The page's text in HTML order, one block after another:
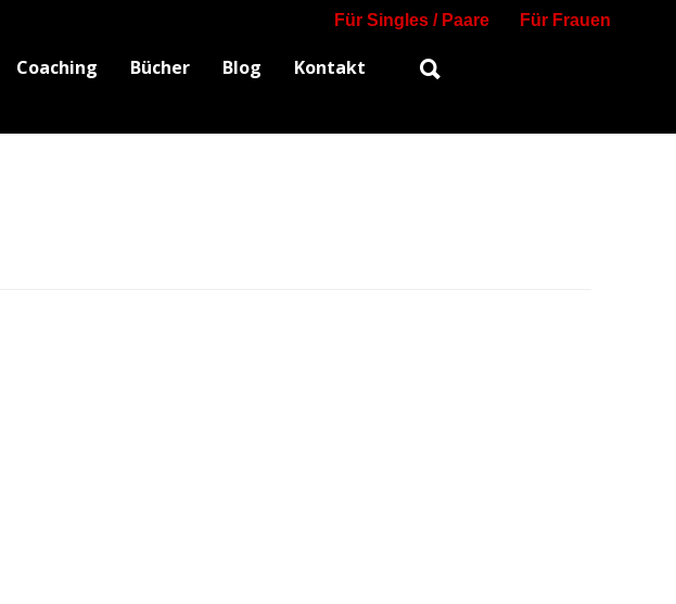
Für Singles / Paare Für Frauen
Coaching Bücher Blog Kontakt